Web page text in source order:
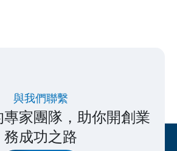
與我們聯繫
家團隊，助你開創業
務成功之路